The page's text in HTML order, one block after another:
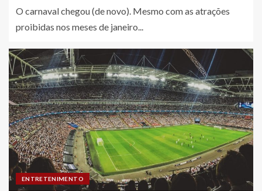
O carnaval chegou (de novo). Mesmo com as atrações
proibidas nos meses de janeiro...
ENTRETENIMENTO